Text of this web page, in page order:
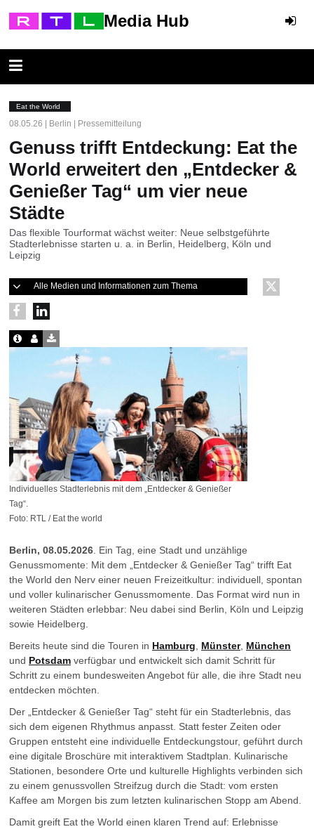
Media Hub
Eat the World
08.05.26 | Berlin | Pressemitteilung
Genuss trifft Entdeckung: Eat the
World erweitert den „Entdecker &
Genießer Tag“ um vier neue
Städte
Das flexible Tourformat wächst weiter: Neue selbstgeführte
Stadterlebnisse starten u. a. in Berlin, Heidelberg, Köln und
Leipzig
Alle Medien und Informationen zum Thema
Individuelles Stadterlebnis mit dem „Entdecker & Genießer
Tag“.
Foto: RTL / Eat the world
Berlin, 08.05.2026. Ein Tag, eine Stadt und unzählige
Genussmomente: Mit dem „Entdecker & Genießer Tag“ trifft Eat
the World den Nerv einer neuen Freizeitkultur: individuell, spontan
und voller kulinarischer Genussmomente. Das Format wird nun in
weiteren Städten erlebbar: Neu dabei sind Berlin, Köln und Leipzig
sowie Heidelberg.
Bereits heute sind die Touren in Hamburg, Münster, München
und Potsdam verfügbar und entwickelt sich damit Schritt für
Schritt zu einem bundesweiten Angebot für alle, die ihre Stadt neu
entdecken möchten.
Der „Entdecker & Genießer Tag“ steht für ein Stadterlebnis, das
sich dem eigenen Rhythmus anpasst. Statt fester Zeiten oder
Gruppen entsteht eine individuelle Entdeckungstour, geführt durch
eine digitale Broschüre mit interaktivem Stadtplan. Kulinarische
Stationen, besondere Orte und kulturelle Highlights verbinden sich
zu einem genussvollen Streifzug durch die Stadt: vom ersten
Kaffee am Morgen bis zum letzten kulinarischen Stopp am Abend.
Damit greift Eat the World einen klaren Trend auf: Erlebnisse